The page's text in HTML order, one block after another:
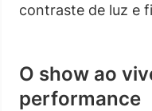
contraste de luz e
O show ao
performance